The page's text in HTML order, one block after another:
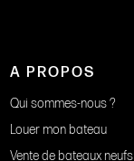
A PROPOS
Qui sommes-nous ?
Louer mon bateau
Vente de bateaux neufs